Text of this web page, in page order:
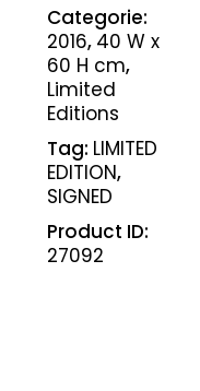
Categorie:
2016, 40 W x
60 H cm,
Limited
Editions
Tag: LIMITED
EDITION,
SIGNED
Product ID:
27092